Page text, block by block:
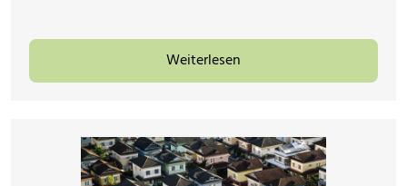
Weiterlesen